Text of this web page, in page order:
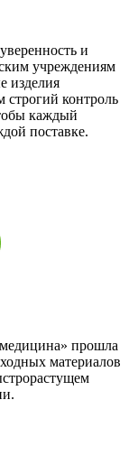
и
учреждениям
изделия
строгий контроль
каждый
поставке.
прошла
материалов